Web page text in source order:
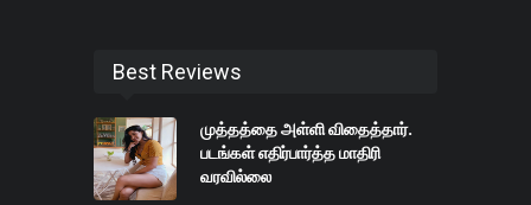
Best Reviews
முத்தத்தை அள்ளி விதைத்தார்.
படங்கள் எதிர்பார்த்த மாதிரி
வரவில்லை